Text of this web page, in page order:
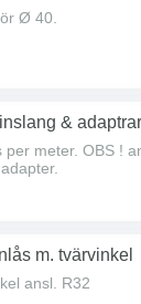
Ø 40.
& adaptrar
per meter. OBS !
m. tvärvinkel
ansl. R32